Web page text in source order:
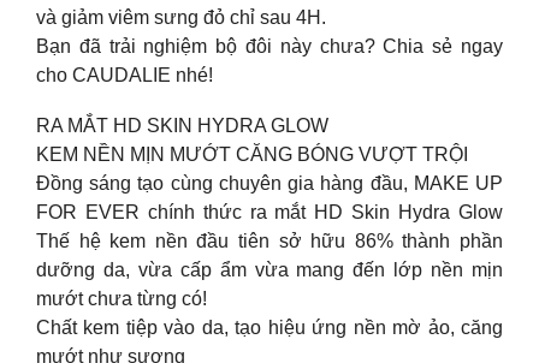
và giảm viêm sưng đỏ chỉ sau 4H.
Bạn đã trải nghiệm bộ đôi này chưa? Chia sẻ ngay
cho CAUDALIE nhé!
RA MẮT HD SKIN HYDRA GLOW
KEM NỀN MỊN MƯỚT CĂNG BÓNG VƯỢT TRỘI
Đồng sáng tạo cùng chuyên gia hàng đầu, MAKE UP
FOR EVER chính thức ra mắt HD Skin Hydra Glow
Thế hệ kem nền đầu tiên sở hữu 86% thành phần
dưỡng da, vừa cấp ẩm vừa mang đến lớp nền mịn
mướt chưa từng có!
Chất kem tiệp vào da, tạo hiệu ứng nền mờ ảo, căng
mướt như sương